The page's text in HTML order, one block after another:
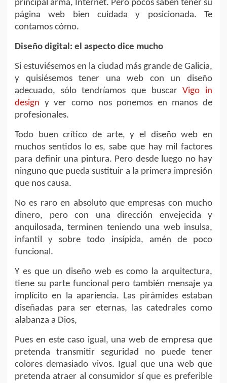
principal arma, Internet. Pero pocos saben tener su
página web bien cuidada y posicionada. Te
contamos cómo.
Diseño digital: el aspecto dice mucho
Si estuviésemos en la ciudad más grande de Galicia,
y quisiésemos tener una web con un diseño
adecuado, sólo tendríamos que buscarVigo in
design y ver como nos ponemos en manos de
profesionales.
Todo buen crítico de arte, y el diseño web en
muchos sentidos lo es, sabe que hay mil factores
para definir una pintura. Pero desde luego no hay
ninguno que pueda sustituir a la primera impresión
que nos causa.
No es raro en absoluto que empresas con mucho
dinero, pero con una dirección envejecida y
anquilosada, terminen teniendo una web insulsa,
infantil y sobre todo insípida, amén de poco
funcional.
Y es que un diseño web es como la arquitectura,
tiene su parte funcional pero también mensaje ya
implícito en la apariencia. Las pirámides estaban
diseñadas para ser eternas, las catedrales como
alabanza a Dios,
Pues en este caso igual, una web de empresa que
pretenda transmitir seguridad no puede tener
colores demasiado vivos. Igual que una web que
pretenda atraer al consumidor sí que es preferible